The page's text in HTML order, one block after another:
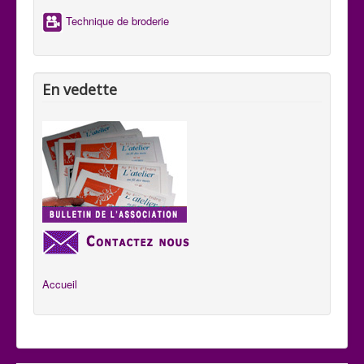
Technique de broderie
En vedette
Accueil